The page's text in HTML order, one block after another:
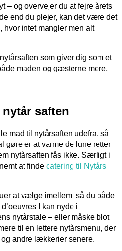
– og overvejer du at fejre årets
end du plejer, kan det være det
hvor intet mangler men alt
som giver dig som et
maden og gæsterne mere,
saften
mad til nytårsaften udefra, så
gøre er at varme de lune retter
nytårsaften fås ikke. Særligt i
at finde catering til Nytårs
at vælge imellem, så du både
I kan nyde i
nytårstale – eller måske blot
til en lettere nytårsmenu, der
andre lækkerier senere.